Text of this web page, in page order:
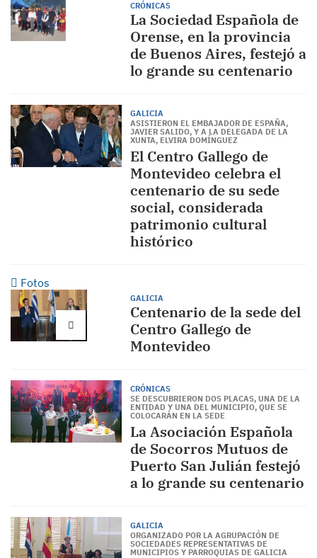
CRÓNICAS
La Sociedad Española de
Orense, en la provincia
de Buenos Aires, festejó a
lo grande su centenario
GALICIA
ASISTIERON EL EMBAJADOR DE ESPAÑA,
JAVIER SALIDO, Y A LA DELEGADA DE LA
XUNTA, ELVIRA DOMÍNGUEZ
El Centro Gallego de
Montevideo celebra el
centenario de su sede
social, considerada
patrimonio cultural
histórico
Fotos
GALICIA
Centenario de la sede del
Centro Gallego de
Montevideo
CRÓNICAS
SE DESCUBRIERON DOS PLACAS, UNA DE LA
ENTIDAD Y UNA DEL MUNICIPIO, QUE SE
COLOCARÁN EN LA SEDE
La Asociación Española
de Socorros Mutuos de
Puerto San Julián festejó
a lo grande su centenario
GALICIA
ORGANIZADO POR LA AGRUPACIÓN DE
SOCIEDADES REPRESENTATIVAS DE
MUNICIPIOS Y PARROQUIAS DE GALICIA